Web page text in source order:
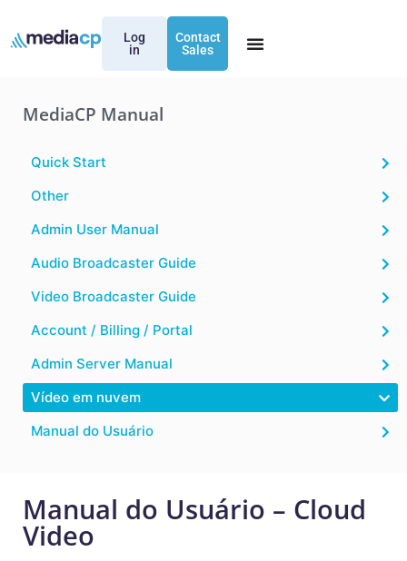
Log
in
Contact
Sales
MediaCP Manual
Quick Start
Other
Admin User Manual
Audio Broadcaster Guide
Video Broadcaster Guide
Account / Billing / Portal
Admin Server Manual
Vídeo em nuvem
Manual do Usuário
Manual do Usuário – Cloud
Video